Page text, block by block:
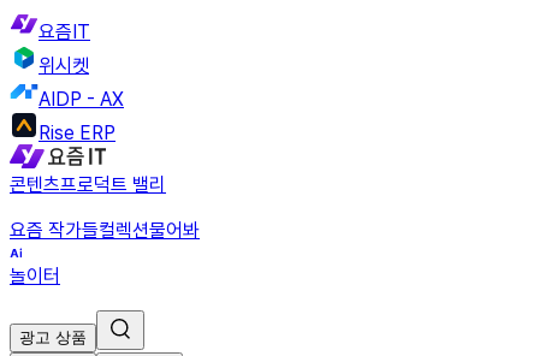
요즘IT
위시켓
AIDP - AX
Rise ERP
콘텐츠프로덕트 밸리
요즘 작가들컬렉션물어봐
놀이터
광고 상품